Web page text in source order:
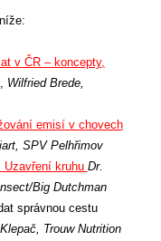
v ČR – koncepty,
, Wilfried Brede,
emisí v chovech
SPV Pelhřimov
Uzavření kruhu Dr.
Big Dutchman
správnou cestu
Trouw Nutrition